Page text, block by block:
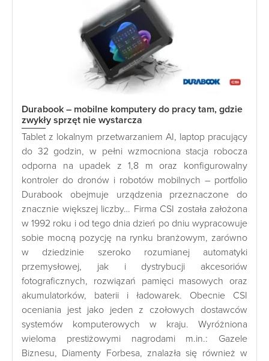
Durabook – mobilne komputery do pracy tam, gdzie
zwykły sprzęt nie wystarcza
Tablet z lokalnym przetwarzaniem AI, laptop pracujący
do 32 godzin, w pełni wzmocniona stacja robocza
odporna na upadek z 1,8 m oraz konfigurowalny
kontroler do dronów i robotów mobilnych – portfolio
Durabook obejmuje urządzenia przeznaczone do
znacznie większej liczby… Firma CSI została założona
w 1992 roku i od tego dnia dzień po dniu wypracowuje
sobie mocną pozycję na rynku branżowym, zarówno
w dziedzinie szeroko rozumianej automatyki
przemysłowej, jak i dystrybucji akcesoriów
fotograficznych, rozwiązań pamięci masowych oraz
akumulatorków, baterii i ładowarek. Obecnie CSI
oceniania jest jako jeden z czołowych dostawców
systemów komputerowych w kraju. Wyróżniona
wieloma prestiżowymi nagrodami m.in.: Gazele
Biznesu, Diamenty Forbesa, znalazła się również w